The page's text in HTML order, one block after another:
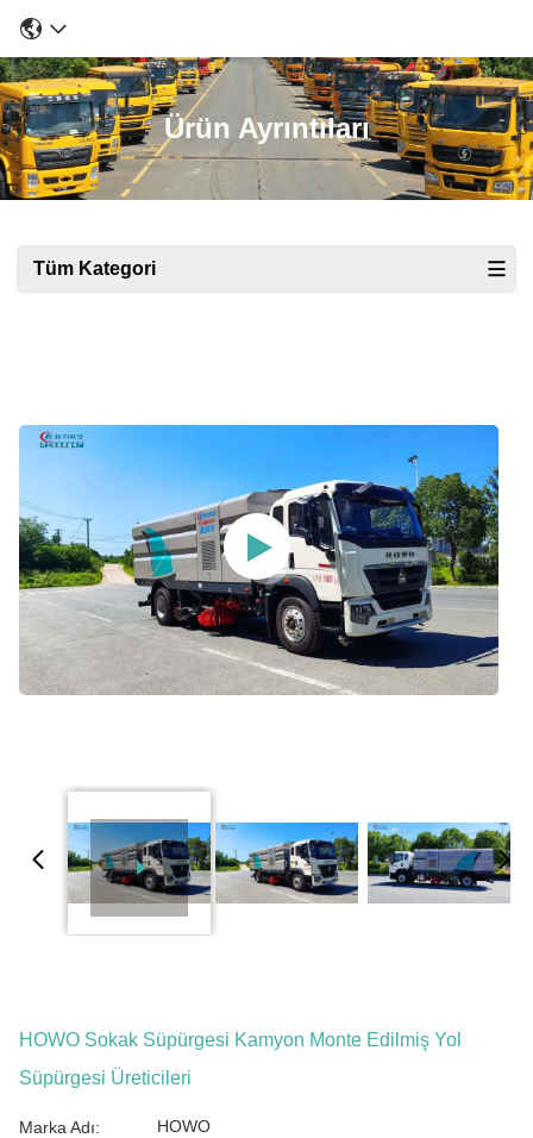
Ürün Ayrıntıları
Tüm Kategori
HOWO Sokak Süpürgesi Kamyon Monte Edilmiş Yol
Süpürgesi Üreticileri
Marka Adı: HOWO